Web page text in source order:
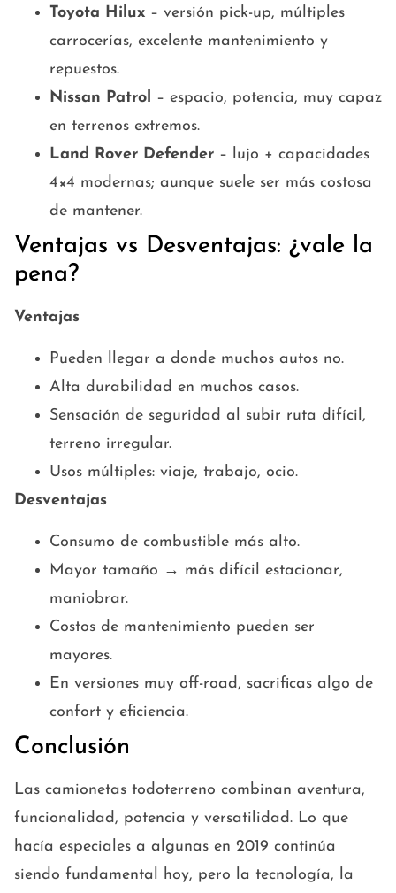
Toyota Hilux – versión pick-up, múltiples
carrocerías, excelente mantenimiento y
repuestos.
Nissan Patrol
– espacio, potencia, muy capaz
en terrenos extremos.
Land Rover Defender – lujo + capacidades
4×4 modernas; aunque suele ser más costosa
de mantener.
Ventajas vs Desventajas: ¿vale la
pena?
Ventajas
Pueden llegar a donde muchos autos no.
Alta durabilidad en muchos casos.
Sensación de seguridad al subir ruta difícil,
terreno irregular.
Usos múltiples: viaje, trabajo, ocio.
Desventajas
Consumo de combustible más alto.
Mayor tamaño → más difícil estacionar,
maniobrar.
Costos de mantenimiento pueden ser
mayores.
En versiones muy off-road, sacrificas algo de
confort y eficiencia.
Conclusión
Las camionetas todoterreno combinan aventura,
funcionalidad, potencia y versatilidad. Lo que
hacía especiales a algunas en 2019 continúa
siendo fundamental hoy, pero la tecnología, la